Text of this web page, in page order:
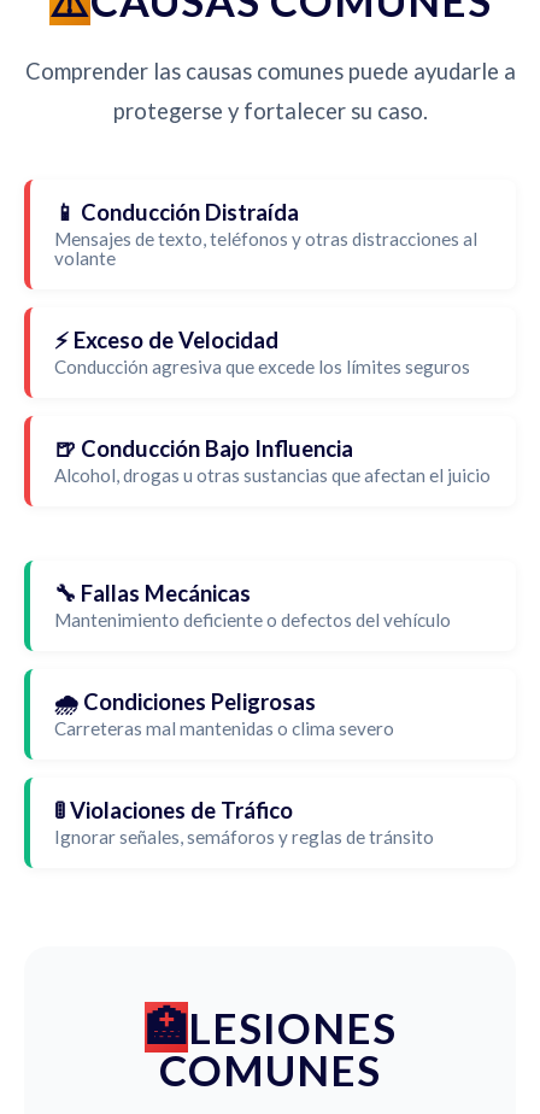
Comprender las causas comunes puede ayudarle a
protegerse y fortalecer su caso.
📱 Conducción Distraída
Mensajes de texto, teléfonos y otras distracciones al
volante
⚡ Exceso de Velocidad
Conducción agresiva que excede los límites seguros
🍺 Conducción Bajo Influencia
Alcohol, drogas u otras sustancias que afectan el juicio
🔧 Fallas Mecánicas
Mantenimiento deficiente o defectos del vehículo
🌧️ Condiciones Peligrosas
Carreteras mal mantenidas o clima severo
🚦 Violaciones de Tráfico
Ignorar señales, semáforos y reglas de tránsito
LESIONES
COMUNES